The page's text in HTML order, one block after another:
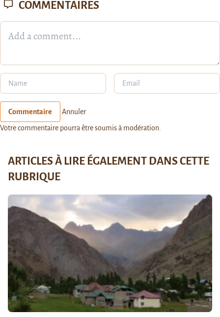
COMMENTAIRES
Commentaire Annuler
Votre commentaire pourra être soumis à modération.
ARTICLES À LIRE ÉGALEMENT DANS CETTE
RUBRIQUE